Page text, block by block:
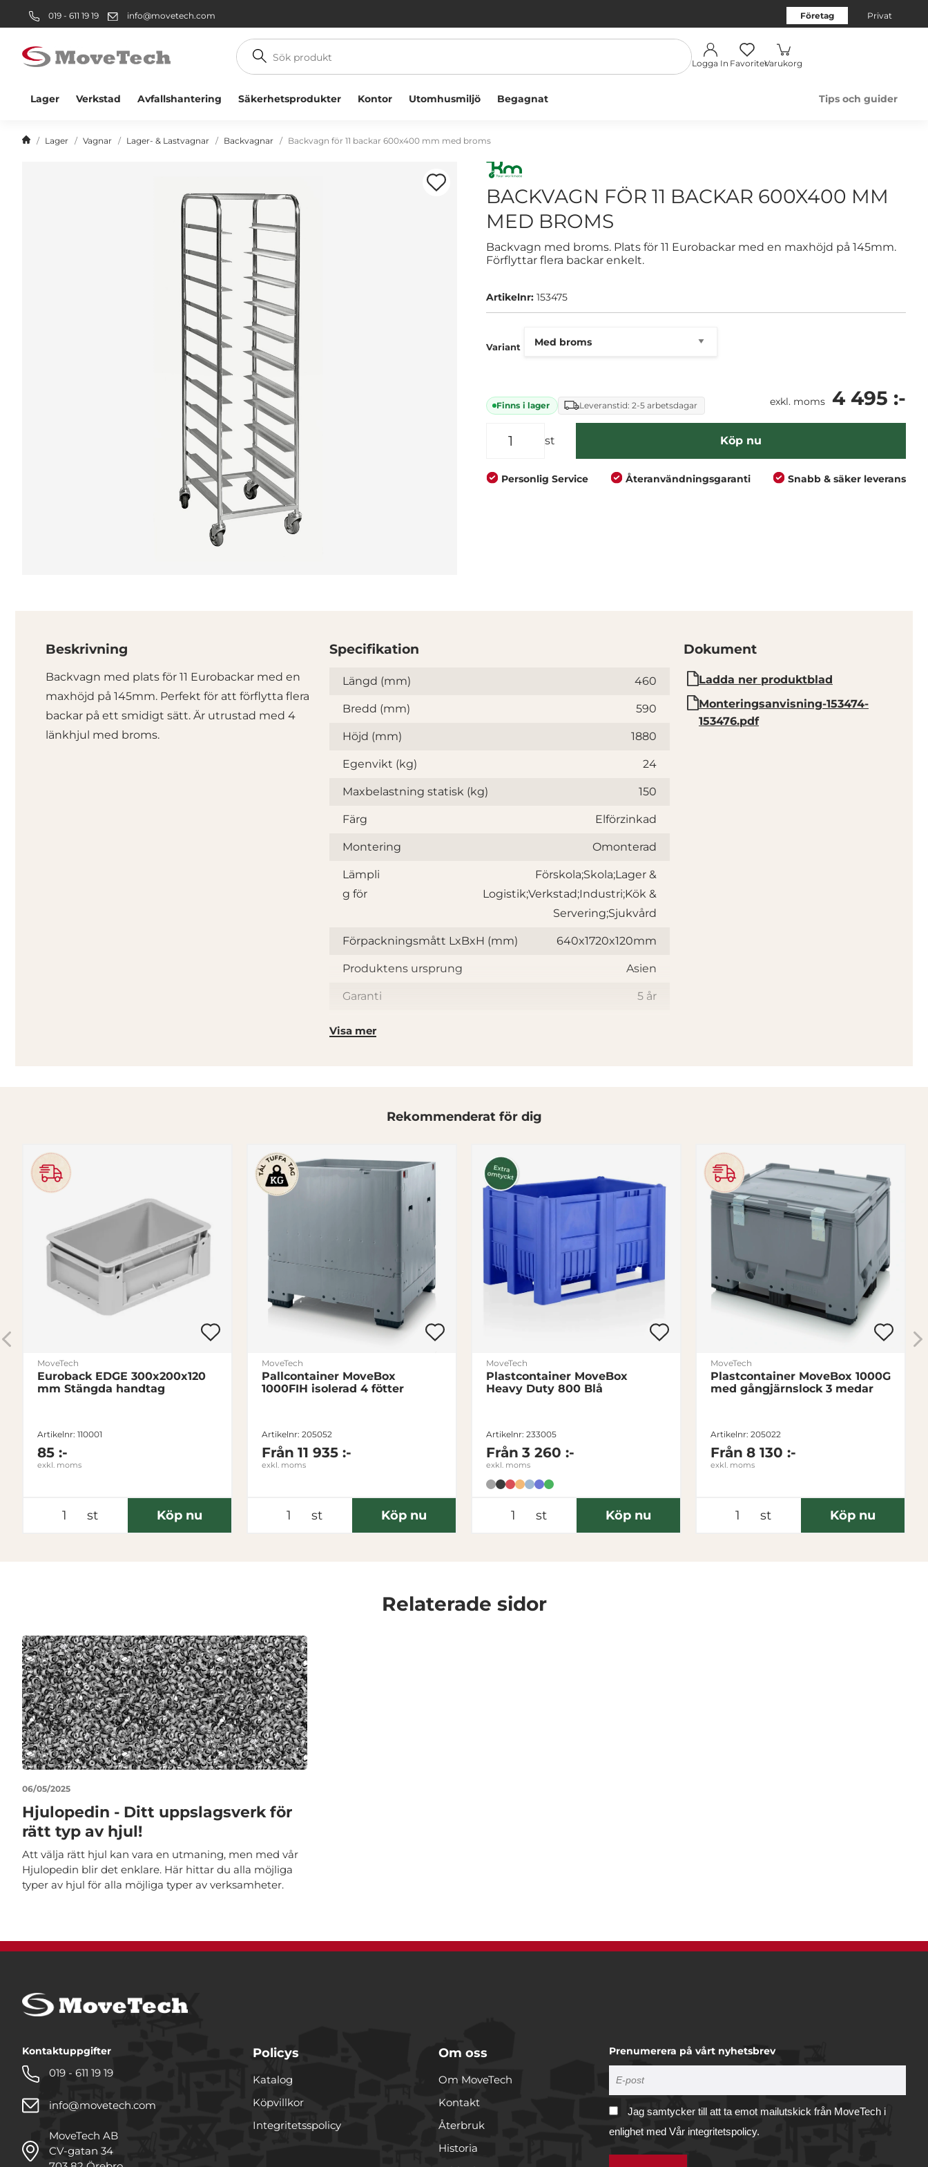
019 - 611 19 19 info@movetech.com Företag Privat
Sök
produkt
Logga In FavoriterVarukorg
Lager Verkstad Avfallshantering Säkerhetsprodukter Kontor Utomhusmiljö Begagnat Tips och guider
Lager Vagnar Lager- & Lastvagnar Backvagnar Backvagn för 11 backar 600x400 mm med broms
BACKVAGN FÖR 11 BACKAR 600X400 MM
MED BROMS
Backvagn med broms. Plats för 11 Eurobackar med en maxhöjd på 145mm.
Förflyttar flera backar enkelt.
Artikelnr: 153475
Variant
Finns i lager Leveranstid: 2-5 arbetsdagar exkl. moms 4 495 :-
st Köp nu
Personlig Service Återanvändningsgaranti Snabb & säker leverans
Beskrivning
Backvagn med plats för 11 Eurobackar med en
maxhöjd på 145mm. Perfekt för att förflytta flera
backar på ett smidigt sätt. Är utrustad med 4
länkhjul med broms.
Specifikation
Specifikation
Längd (mm) 460
Bredd (mm) 590
Höjd (mm) 1880
Egenvikt (kg) 24
Maxbelastning statisk (kg) 150
Färg Elförzinkad
Montering Omonterad
Lämpli
g för
Förskola;Skola;Lager &
Logistik;Verkstad;Industri;Kök &
Servering;Sjukvård
Förpackningsmått LxBxH (mm) 640x1720x120mm
Produktens ursprung Asien
Garanti 5 år
Hjultyp
4
Kullager
Slitbana hjul Polyuretan
Bredd på slitbana (mm)
Hjuldiameter (mm) 100
Visa mer
Dokument
Ladda ner produktblad
Monteringsanvisning-153474-
153476.pdf
Rekommenderat för dig
MoveTech
Euroback EDGE 300x200x120
mm Stängda handtag
Artikelnr: 110001
85 :-
exkl. moms
st Köp nu
MoveTech
Pallcontainer MoveBox
1000FIH isolerad 4 fötter
Artikelnr: 205052
Från 11 935 :-
exkl. moms
st Köp nu
MoveTech
Plastcontainer MoveBox
Heavy Duty 800 Blå
Artikelnr: 233005
Från 3 260 :-
exkl. moms
st Köp nu
MoveTech
Plastcontainer MoveBox 1000G
med gångjärnslock 3 medar
Artikelnr: 205022
Från 8 130 :-
exkl. moms
st Köp nu
Relaterade sidor
06/05/2025
Hjulopedin - Ditt uppslagsverk för
rätt typ av hjul!
Att välja rätt hjul kan vara en utmaning, men med vår
Hjulopedin blir det enklare. Här hittar du alla möjliga
typer av hjul för alla möjliga typer av verksamheter.
Kontaktuppgifter
019 - 611 19 19
info@movetech.com
MoveTech AB
CV-gatan 34
Policys
Katalog
Köpvillkor
Integritetsspolicy
Om oss
Om MoveTech
Kontakt
Återbruk
Historia
Prenumerera på vårt nyhetsbrev
Jag samtycker till att ta emot mailutskick från MoveTech i
enlighet med Vår integritetspolicy.
Välkommen! Välj hur du vill handla:
Privat